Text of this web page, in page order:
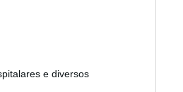
e diversos